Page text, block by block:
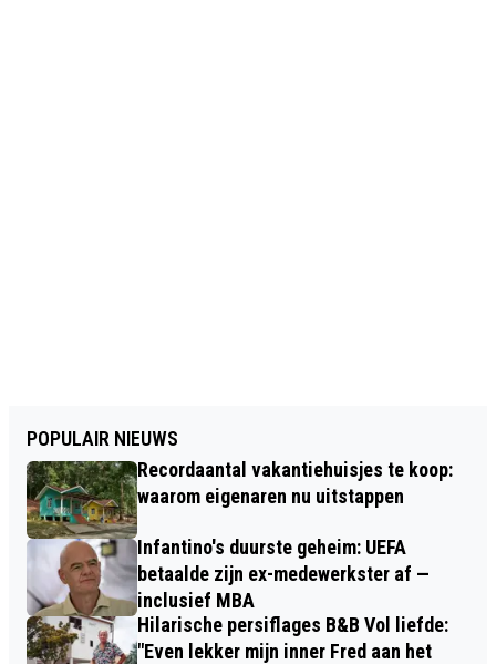
POPULAIR NIEUWS
Recordaantal vakantiehuisjes te koop:
waarom eigenaren nu uitstappen
Infantino's duurste geheim: UEFA
betaalde zijn ex-medewerkster af —
inclusief MBA
Hilarische persiflages B&B Vol liefde:
"Even lekker mijn inner Fred aan het